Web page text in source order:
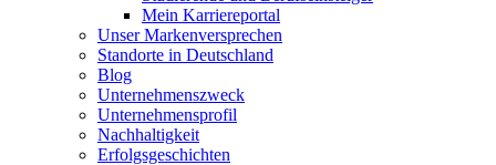
Mein Karriereportal
Unser Markenversprechen
Standorte in Deutschland
Blog
Unternehmenszweck
Unternehmensprofil
Nachhaltigkeit
Erfolgsgeschichten